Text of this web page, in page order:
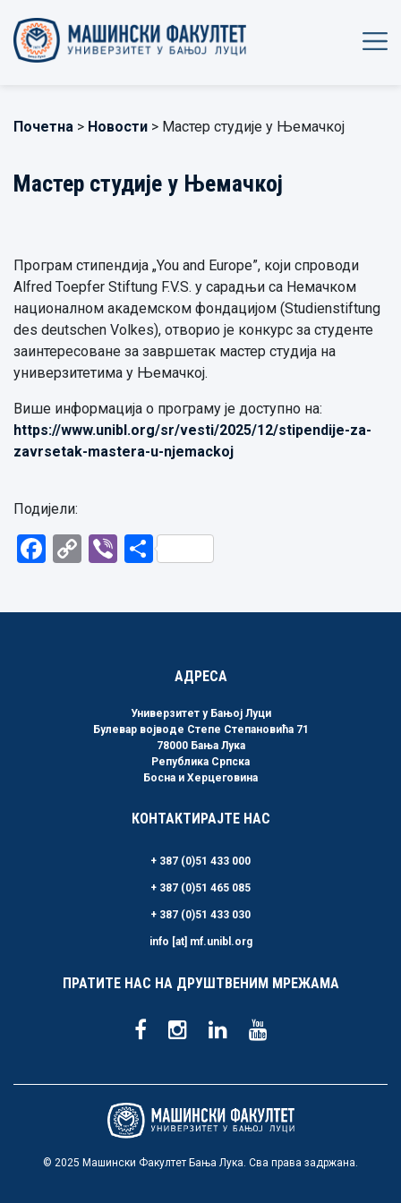
Почетна > Новости > Мастер студије у Њемачкој
Мастер студије у Њемачкој
Програм стипендија „You and Europe”, који спроводи
Alfred Toepfer Stiftung F.V.S. у сарадњи са Немачком
националном академском фондацијом (Studienstiftung
des deutschen Volkes), отворио је конкурс за студенте
заинтересоване за завршетак мастер студија на
универзитетима у Њемачкој.
Више информација о програму је доступно на:
https://www.unibl.org/sr/vesti/2025/12/stipendije-za-
zavrsetak-mastera-u-njemackoj
Подијели:
Facebook
CopyViberShare
АДРЕСА
Универзитет у Бањој Луци
Булевар војводе Степе Степановића 71
78000 Бања Лука
Република Српска
Босна и Херцеговина
КОНТАКТИРАЈТЕ НАС
+ 387 (0)51 433 000
+ 387 (0)51 465 085
+ 387 (0)51 433 030
info [at] mf.unibl.org
ПРАТИТЕ НАС НА ДРУШТВЕНИМ МРЕЖАМА
© 2025 Машински Факултет Бања Лука. Сва права задржана.